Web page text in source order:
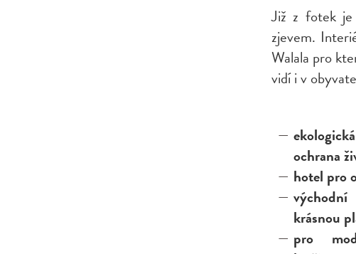
Již z fotek je
zjevem.
Walala pro
vidí i v
ochrana
hotel pro
krásnou
pro